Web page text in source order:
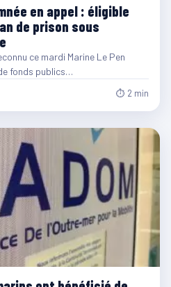
en appel : éligible
de prison sous
ce mardi Marine Le Pen
fonds publics…
⏱ 2 min